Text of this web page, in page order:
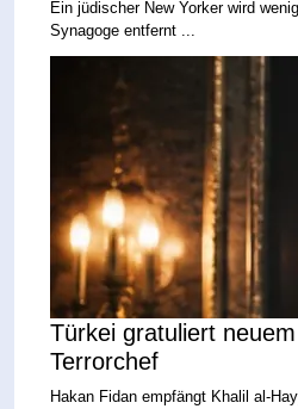
Ein jüdischer New Yorker wird
Synagoge entfernt ...
Türkei gratuliert
Terrorchef
Hakan Fidan empfängt Khalil al-